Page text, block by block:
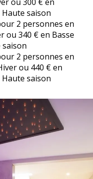
saison
2 personnes en
ou 340 € en Basse
saison
2 personnes en
ou 440 € en
saison